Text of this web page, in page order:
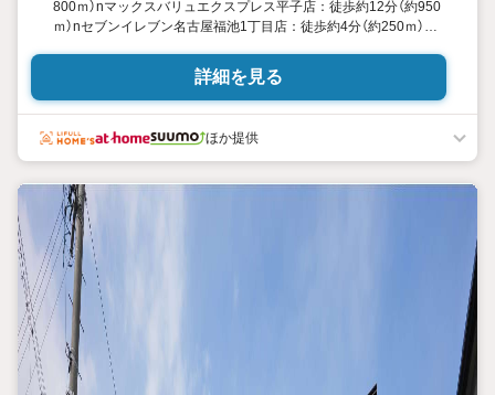
800ｍ）nマックスバリュエクスプレス平子店：徒歩約12分（約950
ｍ）nセブンイレブン名古屋福池1丁目店：徒歩約4分（約250ｍ）
10分（約800ｍ）n鶴田幼稚園：徒歩約11分（約850ｍ）n福池公園：
徒歩約3分（約210ｍ）n野並公園：徒歩約5分（約350ｍ）
詳細を見る
ほか提供